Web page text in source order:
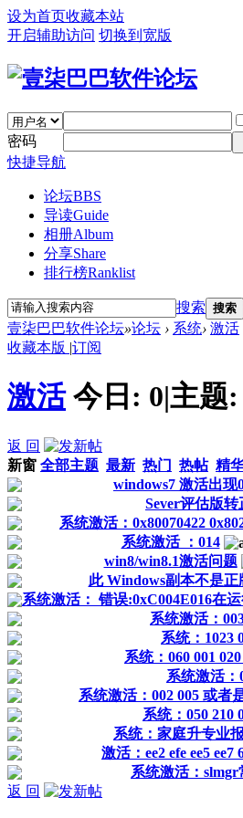
设为首页收藏本站
开启辅助访问 切换到宽版
密码
快捷导航
论坛BBS
导读Guide
相册Album
分享Share
排行榜Ranklist
搜索 搜索
壹柒巴巴软件论坛»论坛 › 系统› 激活
收藏本版 |订阅
激活 今日: 0|主题:
返 回
新窗 全部主题 最新 热门 热帖 精
windows7 激活出现
Sever评估版转
系统激活：0x80070422
系统激活 ：014
win8/win8.1激活问题
此 Windows副本不是正
系统激活： 错误:0xC004E016在
系统激活：
系统：1023
系统：060 001
系统激活：
系统激活：002 005 或者
系统：050 210
系统：家庭升专业
激活：ee2 efe ee5 ee7
系统激活：slmgr
返 回